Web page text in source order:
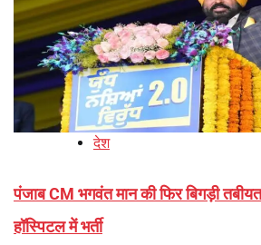
देश
पंजाब CM भगवंत मान की फिर बिगड़ी
हॉस्पिटल में भर्ती